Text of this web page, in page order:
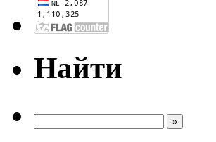
Найти